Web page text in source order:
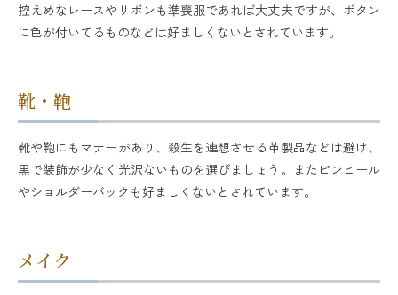
控えめなレースやリボンも準喪服であれば大丈夫ですが、ボタン
に色が付いてるものなどは好ましくないとされています。
靴・鞄
靴や鞄にもマナーがあり、殺生を連想させる革製品などは避け、
黒で装飾が少なく光沢ないものを選びましょう。またピンヒール
やショルダーバックも好ましくないとされています。
メイク